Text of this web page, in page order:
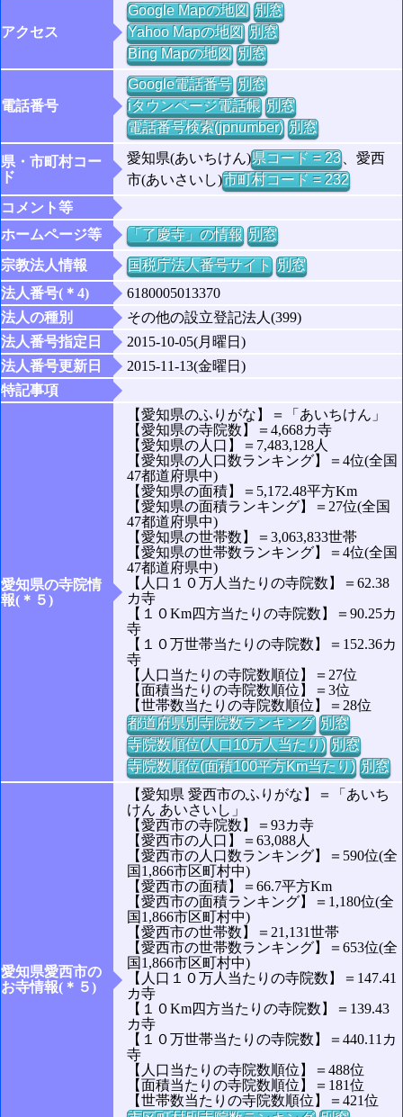
アクセス
Google Mapの地図 別窓
Yahoo Mapの地図 別窓
Bing Mapの地図 別窓
電話番号
Google電話番号 別窓
iタウンページ電話帳 別窓
電話番号検索(jpnumber) 別窓
県・市町村コー
ド
愛知県(あいちけん)県コード = 23、愛西
市(あいさいし)市町村コード = 232
コメント等
ホームページ等
「了慶寺」の情報 別窓
宗教法人情報
国税庁法人番号サイト 別窓
法人番号(＊4)
6180005013370
法人の種別
その他の設立登記法人(399)
法人番号指定日
2015-10-05(月曜日)
法人番号更新日
2015-11-13(金曜日)
特記事項
愛知県の寺院情
報(＊５)
【愛知県のふりがな】＝「あいちけん」
【愛知県の寺院数】＝4,668カ寺
【愛知県の人口】＝7,483,128人
【愛知県の人口数ランキング】＝4位(全国
47都道府県中)
【愛知県の面積】＝5,172.48平方Km
【愛知県の面積ランキング】＝27位(全国
47都道府県中)
【愛知県の世帯数】＝3,063,833世帯
【愛知県の世帯数ランキング】＝4位(全国
47都道府県中)
【人口１０万人当たりの寺院数】＝62.38
カ寺
【１０Km四方当たりの寺院数】＝90.25カ
寺
【１０万世帯当たりの寺院数】＝152.36カ
寺
【人口当たりの寺院数順位】＝27位
【面積当たりの寺院数順位】＝3位
【世帯数当たりの寺院数順位】＝28位
都道府県別寺院数ランキング 別窓
寺院数順位(人口10万人当たり) 別窓
寺院数順位(面積100平方Km当たり) 別窓
愛知県愛西市の
お寺情報(＊５)
【愛知県 愛西市のふりがな】＝「あいち
けん あいさいし」
【愛西市の寺院数】＝93カ寺
【愛西市の人口】＝63,088人
【愛西市の人口数ランキング】＝590位(全
国1,866市区町村中)
【愛西市の面積】＝66.7平方Km
【愛西市の面積ランキング】＝1,180位(全
国1,866市区町村中)
【愛西市の世帯数】＝21,131世帯
【愛西市の世帯数ランキング】＝653位(全
国1,866市区町村中)
【人口１０万人当たりの寺院数】＝147.41
カ寺
【１０Km四方当たりの寺院数】＝139.43
カ寺
【１０万世帯当たりの寺院数】＝440.11カ
寺
【人口当たりの寺院数順位】＝488位
【面積当たりの寺院数順位】＝181位
【世帯数当たりの寺院数順位】＝421位